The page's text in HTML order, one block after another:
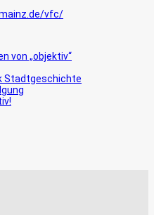
vfc/
von „objektiv“
Stadtgeschichte